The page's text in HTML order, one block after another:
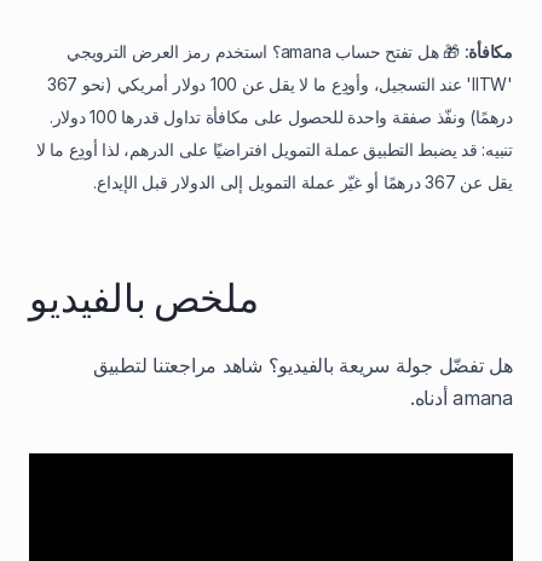
مكافأة:
🎁 هل تفتح حساب amana؟ استخدم رمز العرض الترويجي
'IITW' عند التسجيل، وأودِع ما لا يقل عن 100 دولار أمريكي (نحو 367
درهمًا) ونفّذ صفقة واحدة للحصول على مكافأة تداول قدرها 100 دولار.
تنبيه: قد يضبط التطبيق عملة التمويل افتراضيًا على الدرهم، لذا أودِع ما لا
يقل عن 367 درهمًا أو غيّر عملة التمويل إلى الدولار قبل الإيداع.
ملخص بالفيديو
هل تفضّل جولة سريعة بالفيديو؟ شاهد مراجعتنا لتطبيق
amana أدناه.